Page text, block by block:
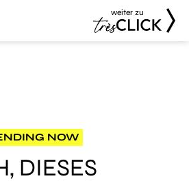
weiter zu
NOW
DIESES